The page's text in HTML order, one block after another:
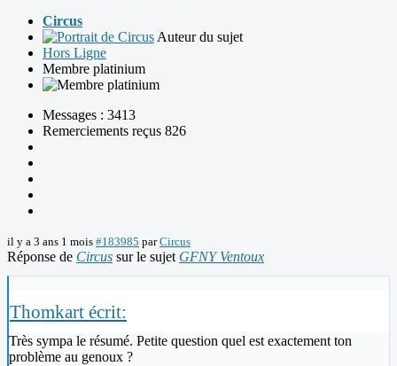
Circus
Auteur du sujet
Hors Ligne
Membre platinium
Messages : 3413
Remerciements reçus 826
il y a 3 ans 1 mois #183985 parCircus
Réponse de Circus sur le sujet GFNY Ventoux
Thomkart écrit:
Très sympa le résumé. Petite question quel est exactement ton
problème au genoux ?